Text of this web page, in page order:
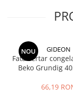
NOU GIDEON
Fata sertar
Beko Grundig
66,19